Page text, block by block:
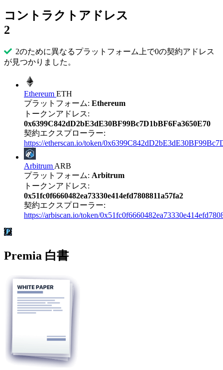
コントラクトアドレス
2
2のために異なるプラットフォーム上で0の契約アドレス
が見つかりました。
Ethereum ETH
プラットフォーム: Ethereum
トークンアドレス:
0x6399C842dD2bE3dE30BF99Bc7D1bBF6Fa3650E70
契約エクスプローラー:
https://etherscan.io/token/
Arbitrum ARB
プラットフォーム: Arbitrum
トークンアドレス:
0x51fc0f6660482ea73330e414efd7808811a57fa2
契約エクスプローラー:
https://arbiscan.io/token/
Premia 白書